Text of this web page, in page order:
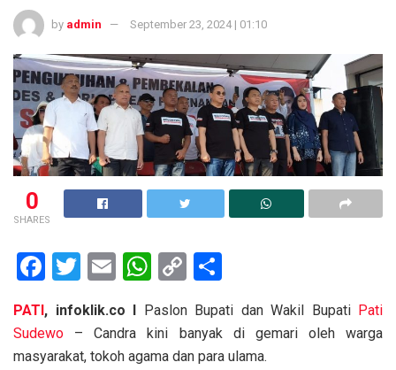
by admin September 23, 2024 | 01:10
0
SHARES
F
ce
b
T
tt
er
E
ail
W
at
s
C
py
Li
ar
e
PATI, infoklik.co I Paslon Bupati dan Wakil Bupati Pati
Sudewo – Candra kini banyak di gemari oleh warga
masyarakat, tokoh agama dan para ulama.